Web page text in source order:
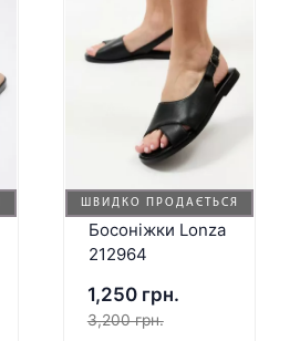
ШВИДКО ПРОДАЄТЬСЯ
Босоніжки Lonza
212964
1,250 грн.
3,200 грн.